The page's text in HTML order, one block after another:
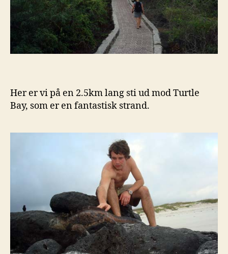
Her er vi på en 2.5km lang sti ud mod Turtle
Bay, som er en fantastisk strand.